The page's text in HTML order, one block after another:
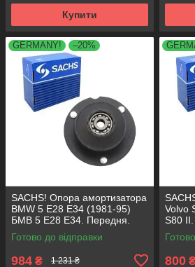
Купити
GERMANY! –20%
SACHS! Опора амортизатора
BMW 5 E28 E34 (1981-95)
БМВ 5 Е28 Е34. Передня.
SM1000 , 803151 , KB650.00 ,
VKDC35801
Готово до відправки
984 ₴ 1 231 ₴
Volvo
S80
800